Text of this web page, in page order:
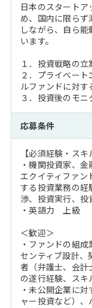
日本のスタート
め、国内に限ら
しながら、自ら
います。
１．投資戦略の
２．プライベー
ルファンドに対す
３．投資後のモ
応募条件
【必須経験・スキ
・機関投資家、
エクイティファン
する投資業務の経
渉、投資実行、投
・英語力 上級
＜歓迎＞
・ファンドの組
センティブ設計、
者（弁護士、会計
の遂行経験、スキ
・未公開企業に
ャー投資など）